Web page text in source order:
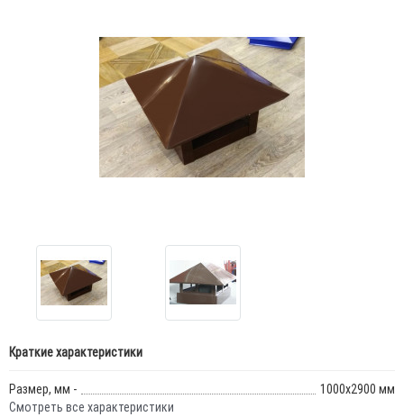
Краткие характеристики
Размер, мм -
1000х2900 мм
Смотреть все характеристики